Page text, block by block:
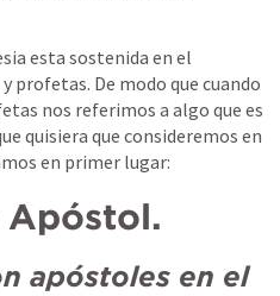
esta sostenida en el
profetas. De modo que cuando
nos referimos a algo que es
quisiera que consideremos en
en primer lugar:
apóstoles en el